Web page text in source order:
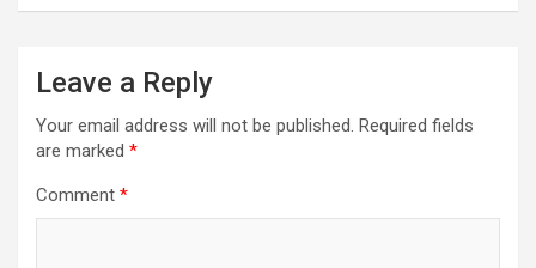
Leave a Reply
Your email address will not be published. Required fields
are marked *
Comment *